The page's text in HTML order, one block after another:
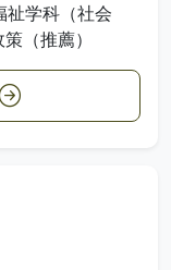
祉学科（社会
（推薦）